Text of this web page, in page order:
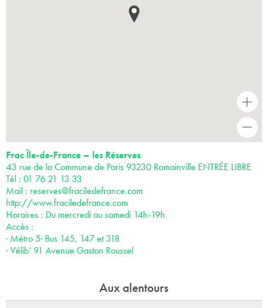
+
Frac Île-de-France – les Réserves
43 rue de la Commune de Paris 93230 Romainville ENTRÉE LIBRE
Tél : 01 76 21 13 33
Mail : reserves@fraciledefrance.com
http://www.fraciledefrance.com
Horaires : Du mercredi au samedi 14h-19h
Accès :
· Métro 5· Bus 145, 147 et 318
· Vélib’ 91 Avenue Gaston Roussel
Aux alentours